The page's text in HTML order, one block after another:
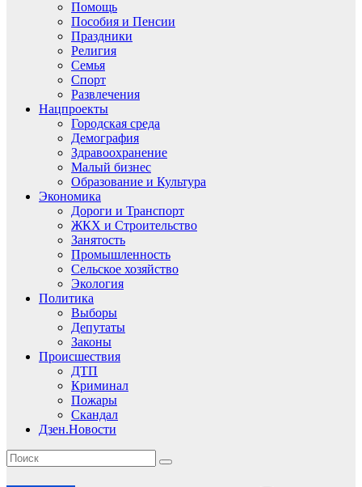
Помощь
Пособия и Пенсии
Праздники
Религия
Семья
Спорт
Развлечения
Нацпроекты
Городская среда
Демография
Здравоохранение
Малый бизнес
Образование и Культура
Экономика
Дороги и Транспорт
ЖКХ и Строительство
Занятость
Промышленность
Сельское хозяйство
Экология
Политика
Выборы
Депутаты
Законы
Происшествия
ДТП
Криминал
Пожары
Скандал
Дзен.Новости